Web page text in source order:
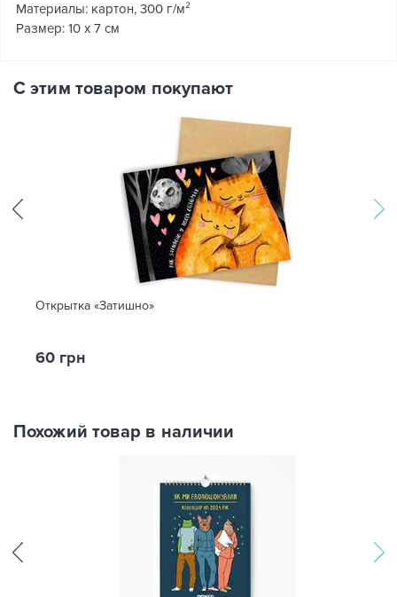
Материалы: картон, 300 г/м²
Размер: 10 х 7 см
С этим товаром покупают
Открытка «Затишно»
60 грн
Похожий товар в наличии